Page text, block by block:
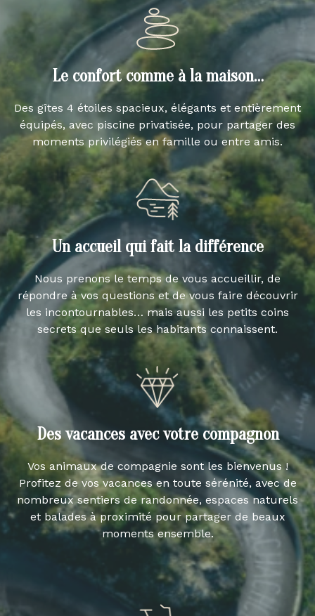
Le confort comme à la maison…
Des gîtes 4 étoiles spacieux, élégants et entièrement
équipés, avec piscine privatisée, pour partager des
moments privilégiés en famille ou entre amis.
Un accueil qui fait la différence
Nous prenons le temps de vous accueillir, de
répondre à vos questions et de vous faire découvrir
les incontournables… mais aussi les petits coins
secrets que seuls les habitants connaissent.
Des vacances avec votre compagnon
Vos animaux de compagnie sont les bienvenus !
Profitez de vos vacances en toute sérénité, avec de
nombreux sentiers de randonnée, espaces naturels
et balades à proximité pour partager de beaux
moments ensemble.